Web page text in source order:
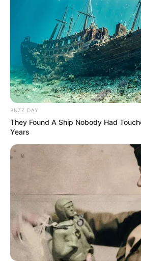
BUZZ DAY
They Found A Ship Nobody Had
Years